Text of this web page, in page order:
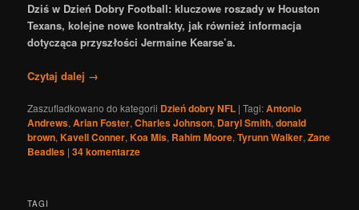
Dziś w Dzień Dobry Football: kluczowe roszady w Houston
Texans, kolejne nowe kontrakty, jak również informacja
dotycząca przyszłości Jermaine Kearse’a.
Czytaj dalej →
Zaszufladkowano do kategorii Dzień dobry NFL |Tagi:Antonio
Andrews,Arian Foster,Charles Johnson, Daryl Smith,donald
brown,Kavell Conner,Koa Mis, Rahim Moore,Tyrunn Walker,Zane
Beadles |34komentarze
TAGI